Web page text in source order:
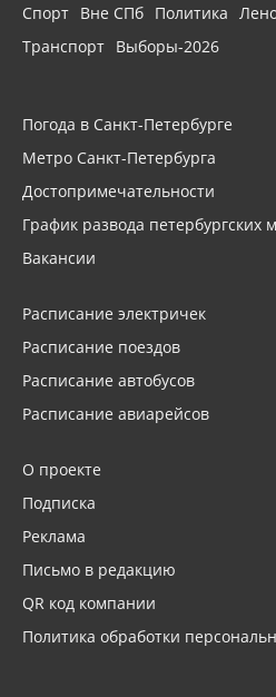
Спорт Вне СПб Политика
Транспорт Выборы-2026
Погода в Санкт-Петербурге
Метро Санкт-Петербурга
Достопримечательности
График развода петербургских
Вакансии
Расписание электричек
Расписание поездов
Расписание автобусов
Расписание авиарейсов
О проекте
Подписка
Реклама
Письмо в редакцию
QR код компании
Политика обработки